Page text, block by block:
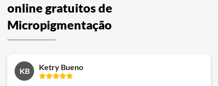
online gratuitos de
Micropigmentação
KB Ketry Bueno